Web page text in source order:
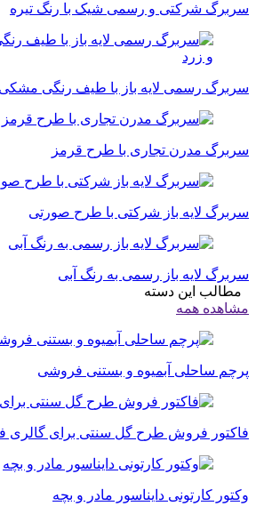
سربرگ شرکتی و رسمی شیک با رنگ تیره
سربرگ رسمی لایه باز با طیف رنگی
سربرگ مدرن تجاری با طرح قرمز
سربرگ لایه باز شرکتی با طرح صورتی
سربرگ لایه باز رسمی به رنگ آبی
مطالب این دسته
مشاهده همه
پرچم ساحلی آبمیوه و بستنی فروشی
فاکتور فروش طرح گل سنتی برای
وکتور کارتونی دایناسور مادر و بچه